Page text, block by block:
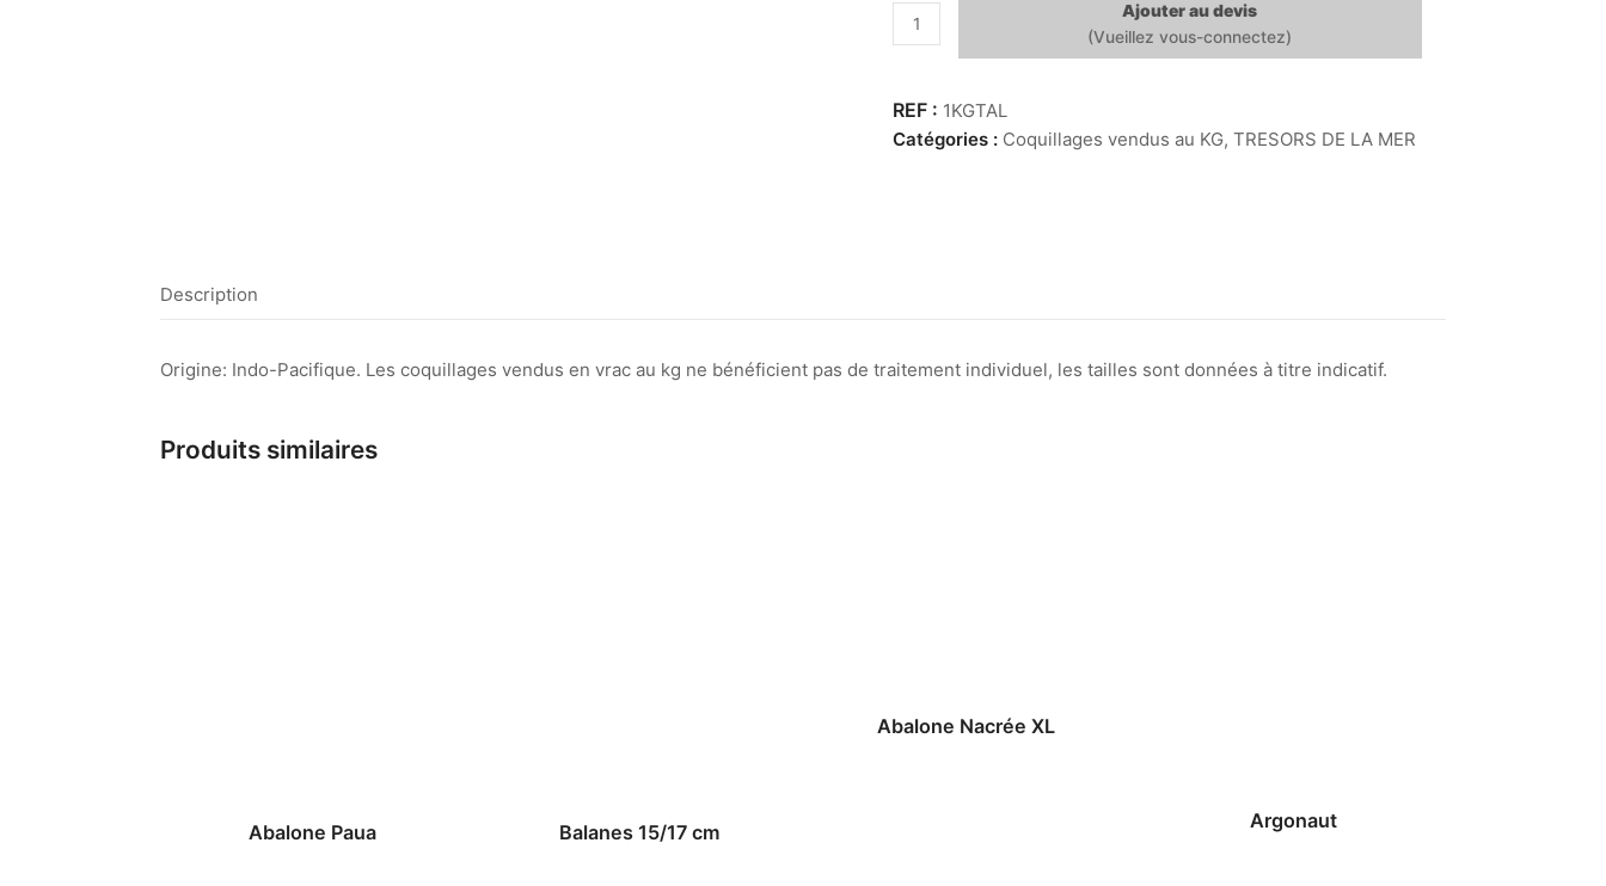
quantité
de
Talembu
Batik
Ajouter au devis
1KGTAL
Catégories : Coquillages vendus au KG,TRESORS DE LA MER
Description
Origine: Indo-Pacifique. Les coquillages vendus en vrac au kg ne bénéficient pas de traitement individuel, les tailles sont données à titre indicatif.
Produits similaires
Abalone Paua Balanes 15/17 cm
Abalone Nacrée XL
Argonaut